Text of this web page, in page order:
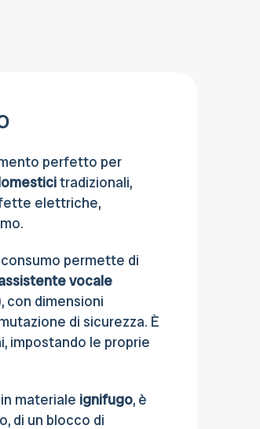
perfetto per
tradizionali,
elettriche,
permette di
vocale
con dimensioni
di sicurezza. È
impostando le proprie
materiale ignifugo, è
di un blocco di